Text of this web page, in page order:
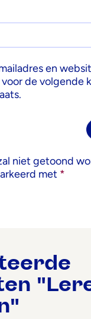
en
de volgende
niet getoond
met *